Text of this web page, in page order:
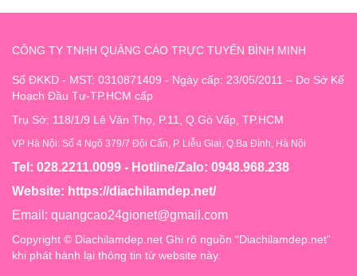
CÔNG TY TNHH QUẢNG CÁO TRỰC TUYẾN BÌNH MINH
Số ĐKKD - MST: 0310871409 - Ngày cấp: 23/05/2011 – Do Sở Kế
Hoạch Đầu Tư-TP.HCM cấp
Trụ Sở: 118/1/9 Lê Văn Thọ, P.11, Q.Gò Vấp, TP.HCM
VP Hà Nội: Số 4 Ngõ 379/7 Đội Cấn, P. Liễu Giai, Q.Ba Đình, Hà Nội
Tel: 028.2211.0099 - Hotline/Zalo: 0948.968.238
Website: https://diachilamdep.net/
Email: quangcao24gionet@gmail.com
Copyright © Diachilamdep.net Ghi rõ nguồn “Diachilamdep.net”
khi phát hành lại thông tin từ website này.